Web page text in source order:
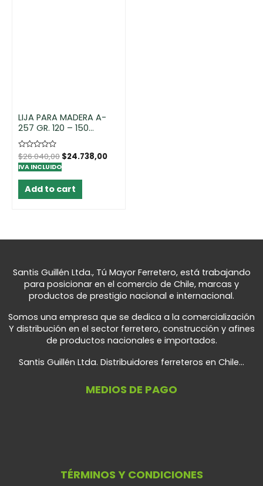
LIJA PARA MADERA A-
257 GR. 120 – 150
UNIDADES
Rated
0
out
$26.040,00 $24.738,00
IVA INCLUIDO
Add to cart
Santis Guillén Ltda., Tú Mayor Ferretero, está trabajando
para posicionar en el comercio de Chile, marcas y
productos de prestigio nacional e internacional.
Somos una empresa que se dedica a la comercialización
Y distribución en el sector ferretero, construcción y afines
de productos nacionales e importados.
Santis Guillén Ltda. Distribuidores ferreteros en Chile...
MEDIOS DE PAGO
TÉRMINOS Y CONDICIONES